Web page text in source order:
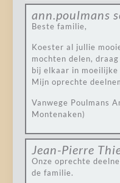
ann.poulmans
Beste familie,
Koester al jullie
mochten delen,
bij elkaar in moeilijke
Mijn oprechte
Vanwege Poulmans
Montenaken)
Jean-Pierre
Onze oprechte
de familie.